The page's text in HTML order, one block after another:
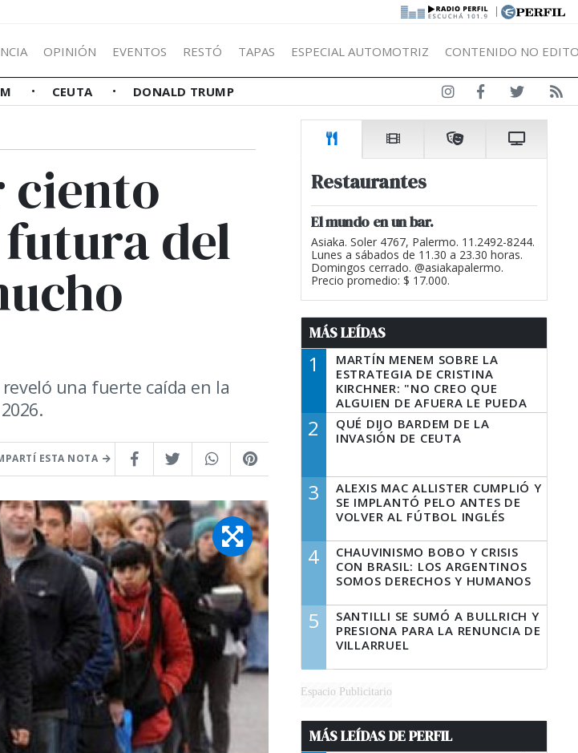
|
OPINIÓN EVENTOS RESTÓ TAPAS ESPECIAL AUTOMOTRIZ CONTENIDO NO
CEUTA DONALD TRUMP
ciento
del
una fuerte caída en la
ESTA NOTA
Restaurantes
El mundo en un bar.
Asiaka. Soler 4767, Palermo. 11.2492-8244.
Lunes a sábados de 11.30 a 23.30 horas.
Domingos cerrado. @asiakapalermo.
Precio promedio: $ 17.000.
MÁS LEÍDAS
1
MARTÍN MENEM SOBRE LA
ESTRATEGIA DE CRISTINA
KIRCHNER: "NO CREO QUE
ALGUIEN DE AFUERA LE PUEDA
DECIR A LA JUSTICIA LO QUE
TIENE QUE HACER"
2
QUÉ DIJO BARDEM DE LA
INVASIÓN DE CEUTA
3
ALEXIS MAC ALLISTER CUMPLIÓ Y
SE IMPLANTÓ PELO ANTES DE
VOLVER AL FÚTBOL INGLÉS
4
CHAUVINISMO BOBO Y CRISIS
CON BRASIL: LOS ARGENTINOS
SOMOS DERECHOS Y HUMANOS
5
SANTILLI SE SUMÓ A BULLRICH Y
PRESIONA PARA LA RENUNCIA DE
VILLARRUEL
Espacio Publicitario
MÁS LEÍDAS DE PERFIL